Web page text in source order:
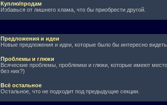
Куплю/продам
Избавься от лишнего хлама, что бы приобрести другой.
Предложения и идеи
Новые предложения и идеи, которые было бы интересно видеть
Проблемы и глюки
Всяческие проблемы, проблемки и глюки, которые имеют
без них?)
Всё остальное
Остальное, что не подходит под предыдущие секции.